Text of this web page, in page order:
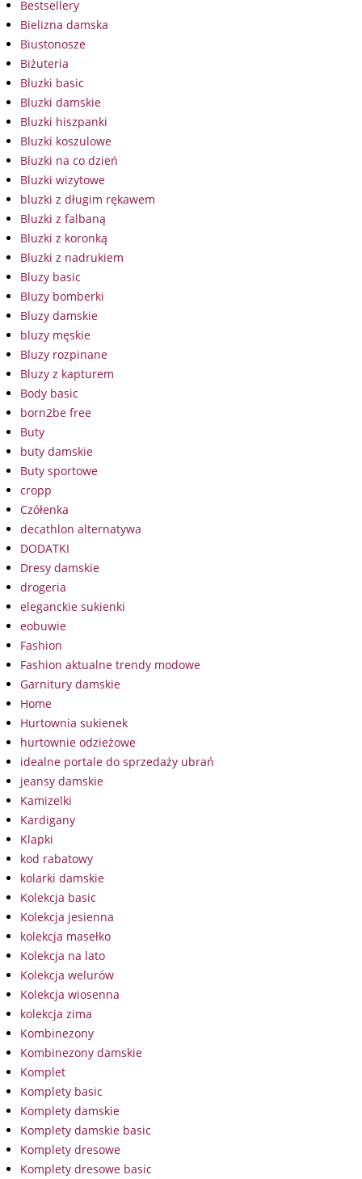
Bestsellery
Bielizna damska
Biustonosze
Biżuteria
Bluzki basic
Bluzki damskie
Bluzki hiszpanki
Bluzki koszulowe
Bluzki na co dzień
Bluzki wizytowe
bluzki z długim rękawem
Bluzki z falbaną
Bluzki z koronką
Bluzki z nadrukiem
Bluzy basic
Bluzy bomberki
Bluzy damskie
bluzy męskie
Bluzy rozpinane
Bluzy z kapturem
Body basic
born2be free
Buty
buty damskie
Buty sportowe
cropp
Czółenka
decathlon alternatywa
DODATKI
Dresy damskie
drogeria
eleganckie sukienki
eobuwie
Fashion
Fashion aktualne trendy modowe
Garnitury damskie
Home
Hurtownia sukienek
hurtownie odzieżowe
idealne portale do sprzedaży ubrań
jeansy damskie
Kamizelki
Kardigany
Klapki
kod rabatowy
kolarki damskie
Kolekcja basic
Kolekcja jesienna
kolekcja masełko
Kolekcja na lato
Kolekcja welurów
Kolekcja wiosenna
kolekcja zima
Kombinezony
Kombinezony damskie
Komplet
Komplety basic
Komplety damskie
Komplety damskie basic
Komplety dresowe
Komplety dresowe basic